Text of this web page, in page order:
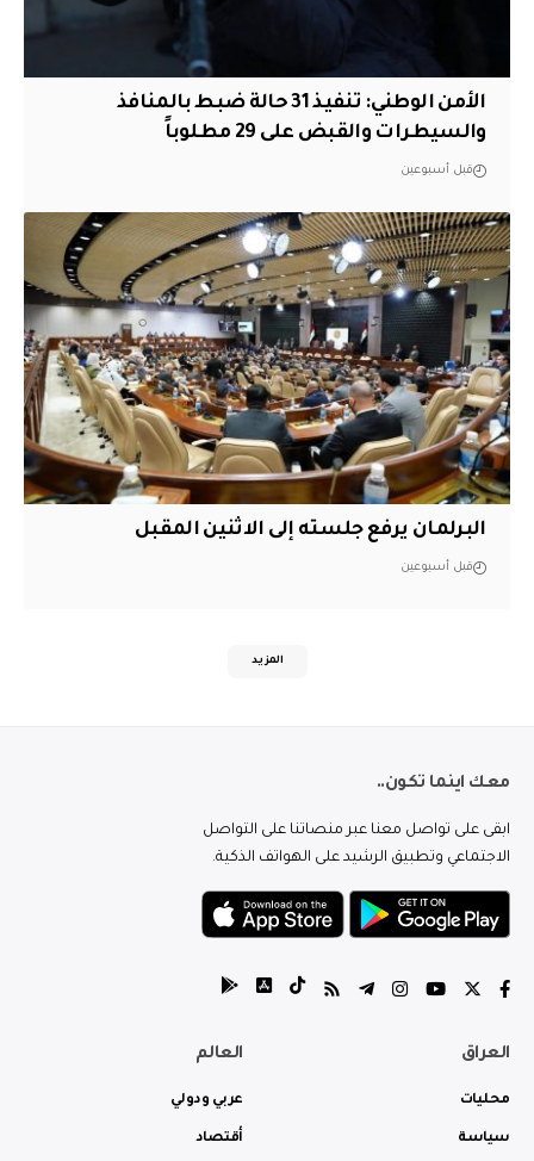
الأمن الوطني: تنفيذ 31 حالة ضبط بالمنافذ
والسيطرات والقبض على 29 مطلوباً
قبل أسبوعين
البرلمان يرفع جلسته إلى الاثنين المقبل
قبل أسبوعين
المزيد
معك اينما تكون..
ابقى على تواصل معنا عبر منصاتنا على التواصل
الاجتماعي وتطبيق الرشيد على الهواتف الذكية.
العراق
محليات
سياسة
العالم
عربي ودولي
أقتصاد